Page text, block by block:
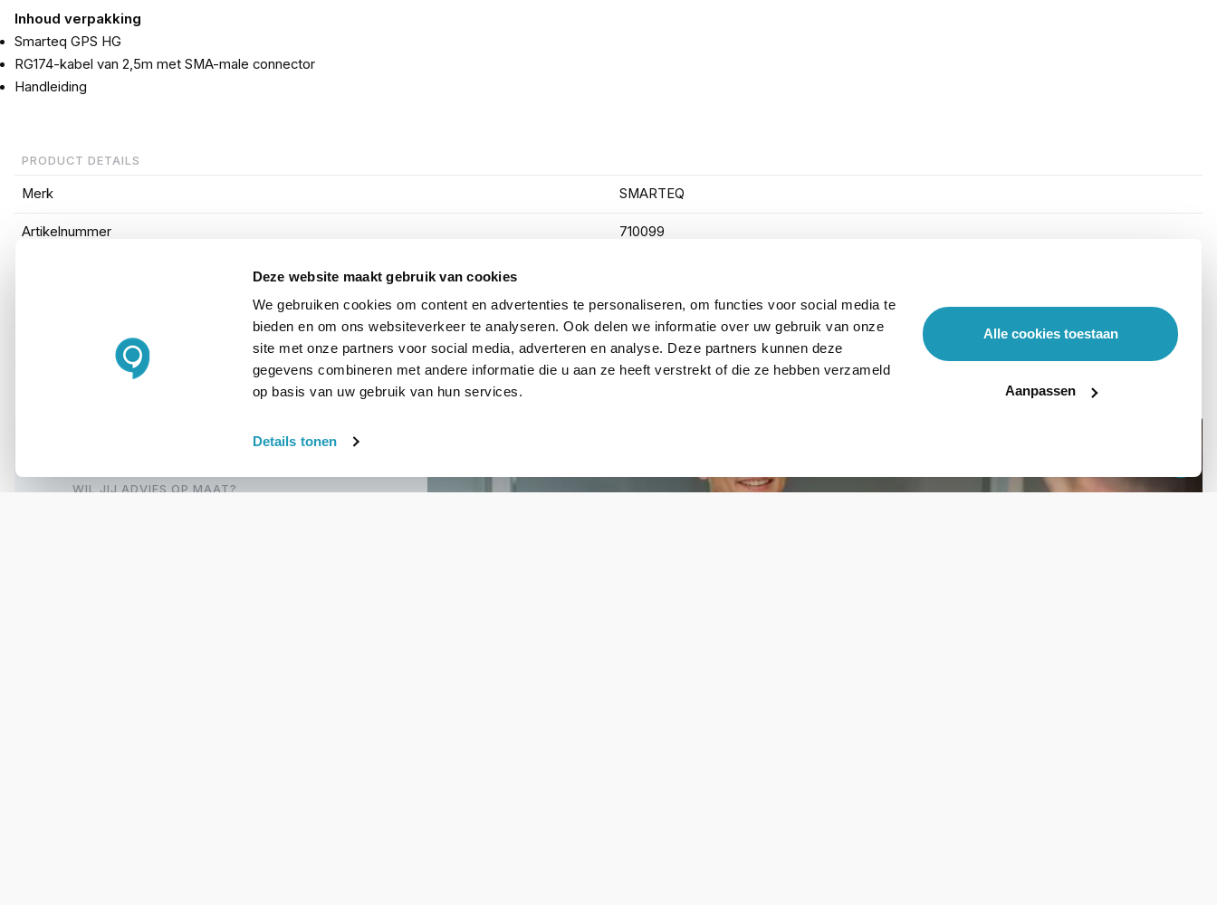
Deze website maakt gebruik van cookies
We gebruiken cookies om content en advertenties te personaliseren, om functies voor social media te
bieden en om ons websiteverkeer te analyseren. Ook delen we informatie over uw gebruik van onze
site met onze partners voor social media, adverteren en analyse. Deze partners kunnen deze
gegevens combineren met andere informatie die u aan ze heeft verstrekt of die ze hebben verzameld
op basis van uw gebruik van hun services.
Details tonen
Alle cookies toestaan
Aanpassen
Inhoud verpakking
Smarteq GPS HG
RG174-kabel van 2,5m met SMA-male connector
Handleiding
PRODUCT DETAILS
Merk SMARTEQ
Artikelnummer 710099
3;5dBi
Omni/rondstralend
WIL JIJ ADVIES OP MAAT?